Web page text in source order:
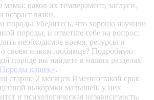
мамы: каков их темперамент, заслуги,
возраст вязки.
породы Убедитесь, что хорошо изучили
породы, и ответьте себе на вопрос:
необходимое время, ресурсы и
о своем новом любимце? Подробную
породе вы найдете в наших разделах
кошек».
старше 2 месяцев Именно такой срок
выкормки малышей: у них
и психологическая независимость.